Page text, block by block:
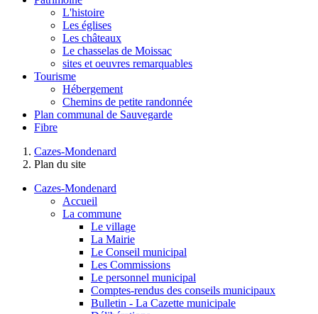
L'histoire
Les églises
Les châteaux
Le chasselas de Moissac
sites et oeuvres remarquables
Tourisme
Hébergement
Chemins de petite randonnée
Plan communal de Sauvegarde
Fibre
Cazes-Mondenard
Plan du site
Cazes-Mondenard
Accueil
La commune
Le village
La Mairie
Le Conseil municipal
Les Commissions
Le personnel municipal
Comptes-rendus des conseils municipaux
Bulletin - La Cazette municipale